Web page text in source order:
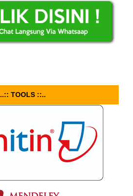
..:: TOOLS ::..